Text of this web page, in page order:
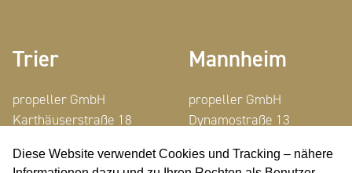
Trier
propeller GmbH
Karthäuserstraße 18
Mannheim
propeller GmbH
Dynamostraße 13
Diese Website verwendet Cookies und Tracking – nähere